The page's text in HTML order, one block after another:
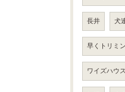
長井 犬
早くトリミ
ワイズハウス